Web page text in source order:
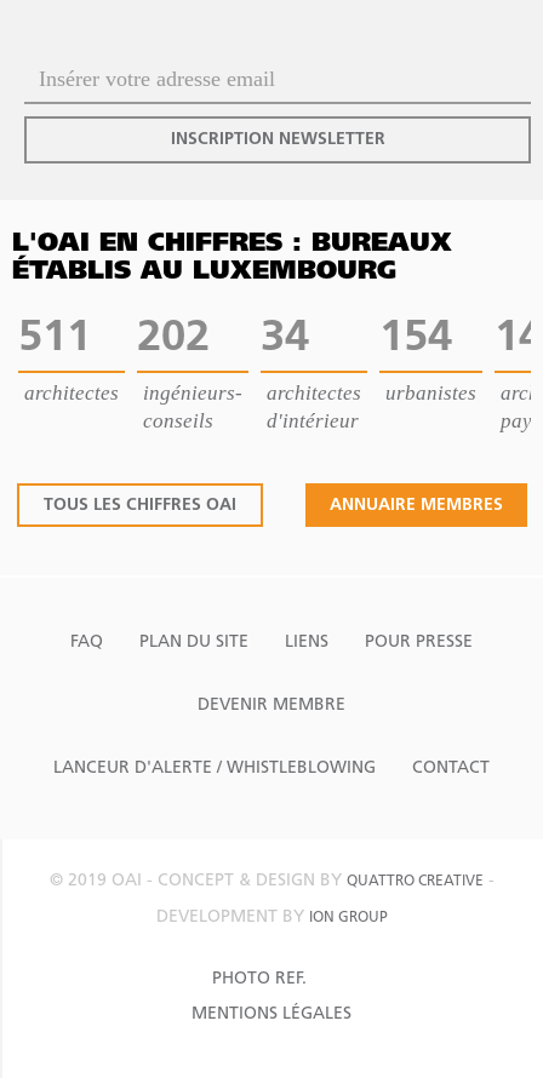
INSCRIPTION NEWSLETTER
L'OAI EN CHIFFRES : BUREAUX
ÉTABLIS AU LUXEMBOURG
511
architectes
202
ingénieurs-
conseils
34
architectes
d'intérieur
154
urbanistes
14
TOUS LES CHIFFRES OAI ANNUAIRE MEMBRES
FAQ PLAN DU SITE LIENS POUR PRESSE
DEVENIR MEMBRE
LANCEUR D'ALERTE / WHISTLEBLOWING CONTACT
© 2019 OAI - CONCEPT & DESIGN BY QUATTRO CREATIVE -
DEVELOPMENT BY ION GROUP
PHOTO REF.
MENTIONS LÉGALES